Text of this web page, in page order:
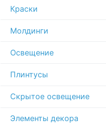
Краски
Молдинги
Освещение
Плинтусы
Скрытое освещение
Элементы декора